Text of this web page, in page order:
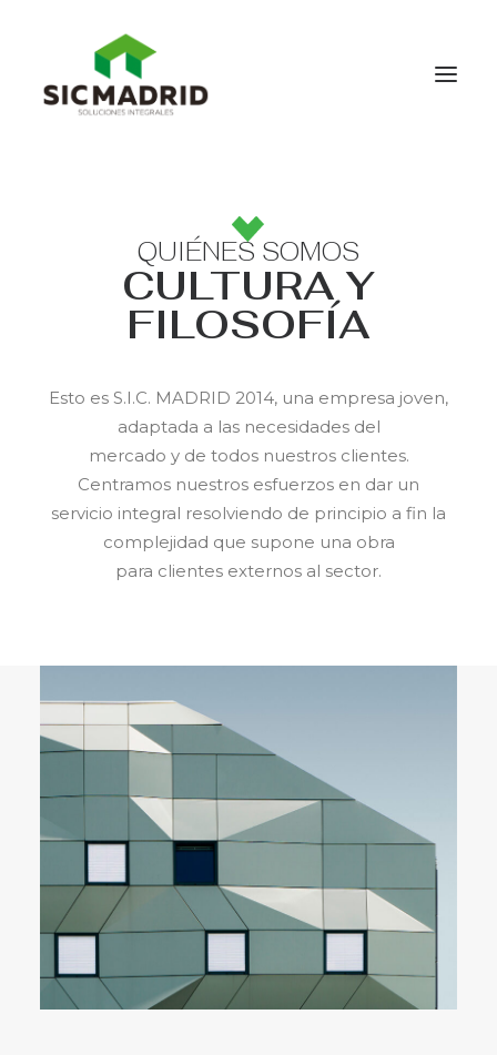
QUIENES SOMOSQUIÉNES SOMOS
CULTURA Y
FILOSOFÍA
Esto es S.I.C. MADRID 2014, una empresa joven,
adaptada a las necesidades del
mercado y de todos nuestros clientes.
Centramos nuestros esfuerzos en dar un
servicio integral resolviendo de principio a fin la
complejidad que supone una obra
para clientes externos al sector.